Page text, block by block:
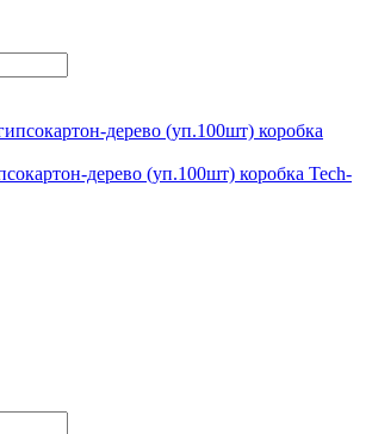
дерево (уп.100шт) коробка Tech-